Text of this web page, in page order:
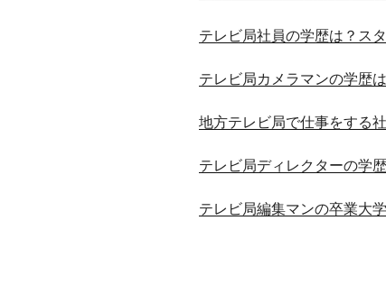
テレビ局社員の学歴は？ス
テレビ局カメラマンの学歴
地方テレビ局で仕事をする
テレビ局ディレクターの学
テレビ局編集マンの卒業大